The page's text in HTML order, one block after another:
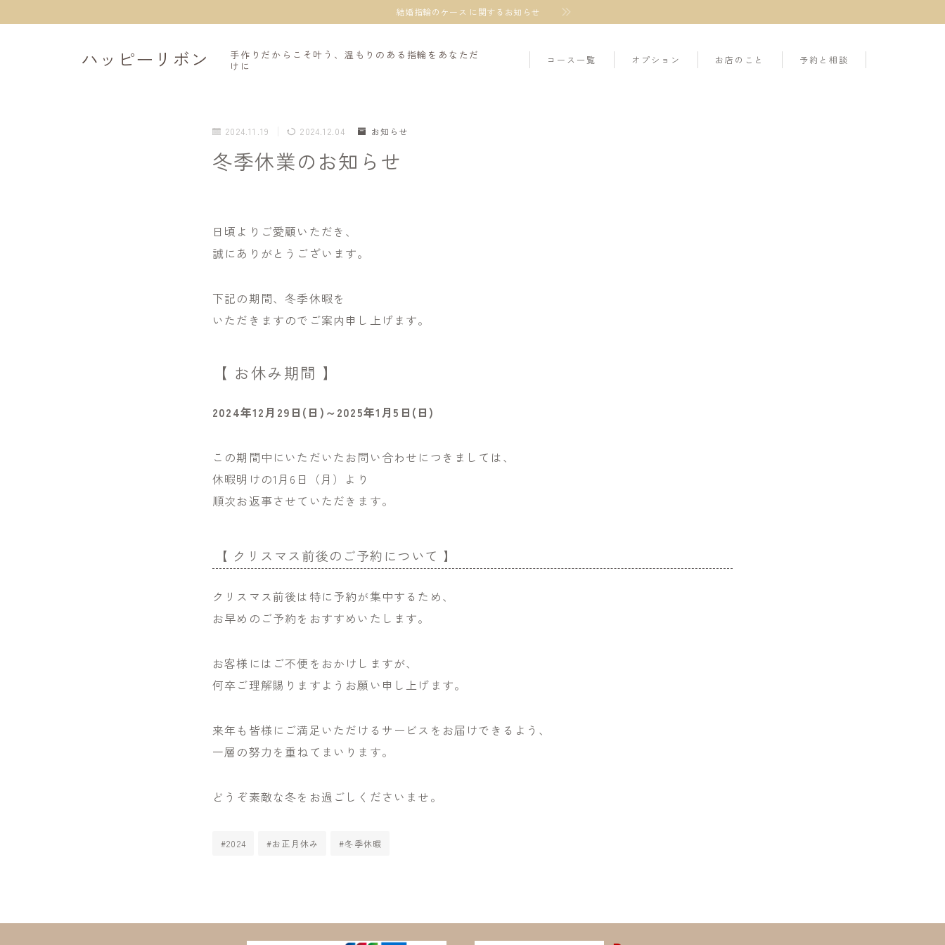
結婚指輪のケース に関するお知らせ
ハッピーリボン
手作りだからこそ叶う、温もりのある指輪をあなただ
けに
コース一覧 オプション お店のこと 予約と相談
2024.11.19 2024.12.04 お知らせ
冬季休業のお知らせ
日頃よりご愛顧いただき、
誠にありがとうございます。
下記の期間、冬季休暇を
いただきますのでご案内申し上げます。
【 お休み期間 】
2024年12月29日(日)～2025年1月5日(日)
この期間中にいただいたお問い合わせにつきましては、
休暇明けの1月6日（月）より
順次お返事させていただきます。
【 クリスマス前後のご予約について 】
クリスマス前後は特に予約が集中するため、
お早めのご予約をおすすめいたします。
お客様にはご不便をおかけしますが、
何卒ご理解賜りますようお願い申し上げます。
来年も皆様にご満足いただけるサービスをお届けできるよう、
一層の努力を重ねてまいります。
どうぞ素敵な冬をお過ごしくださいませ。
#2024 #お正月休み #冬季休暇